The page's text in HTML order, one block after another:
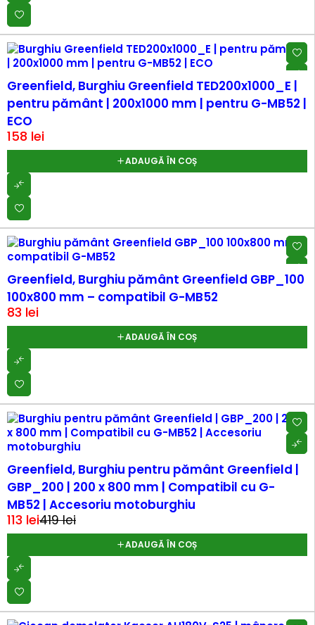
Greenfield, Burghiu Greenfield TED200x1000_E |
pentru pământ | 200x1000 mm | pentru G-MB52 |
ECO
158 lei
ADAUGĂ ÎN COȘ
Greenfield, Burghiu pământ Greenfield GBP_100
100x800 mm – compatibil G-MB52
83 lei
ADAUGĂ ÎN COȘ
Greenfield, Burghiu pentru pământ Greenfield |
GBP_200 | 200 x 800 mm | Compatibil cu G-
MB52 | Accesoriu motoburghiu
419lei
113 lei
ADAUGĂ ÎN COȘ